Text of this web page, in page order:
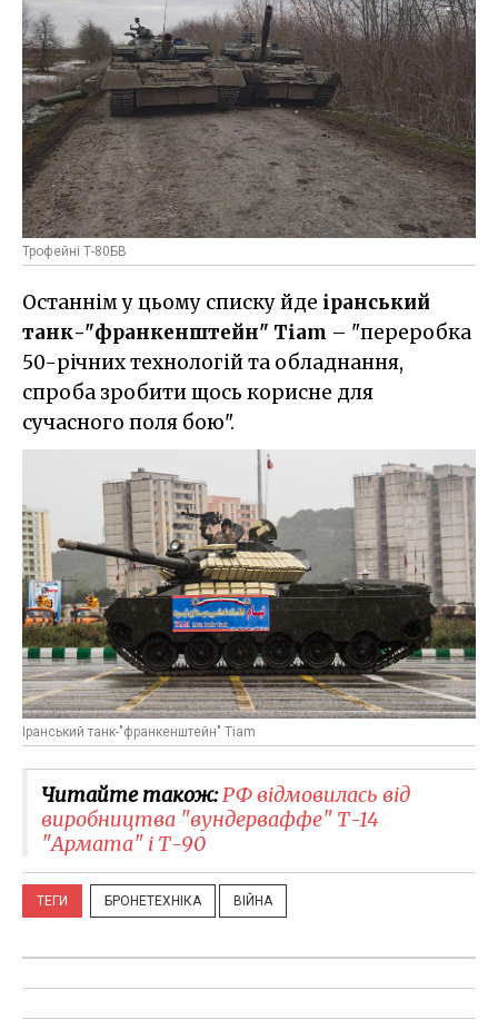
Трофейні Т-80БВ
Останнім у цьому списку йде іранський
танк-"франкенштейн" Tiam – "переробка
50-річних технологій та обладнання,
спроба зробити щось корисне для
сучасного поля бою".
Іранський танк-"франкенштейн" Tiam
Читайте також:РФ відмовилась від
виробництва "вундерваффе" Т-14
"Армата" і Т-90
ТЕГИ БРОНЕТЕХНІКА ВІЙНА